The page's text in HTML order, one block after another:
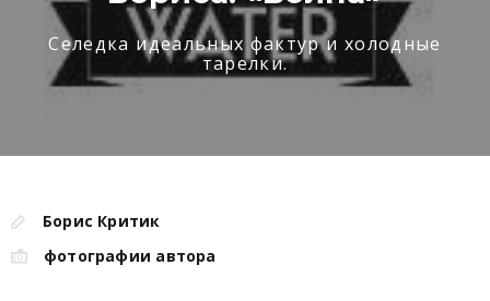
Селедка идеальных фактур и холодные
тарелки.
Борис Критик
фотографии автора